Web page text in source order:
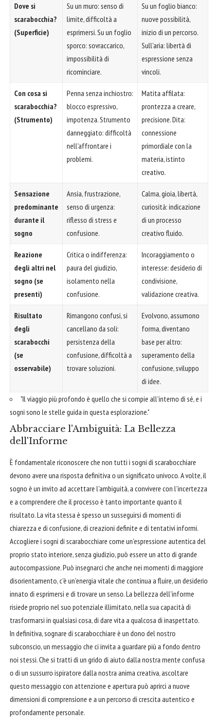
Dove si
scarabocchia?
(Superficie)
Su un muro: senso di
limite, difficoltà a
esprimersi. Su un foglio
sporco: sovraccarico,
impossibilità di
ricominciare.
Su un foglio bianco:
nuove possibilità,
inizio di un percorso.
Sull'aria: libertà di
espressione senza
vincoli.
Con cosa si
scarabocchia?
(Strumento)
Penna senza inchiostro:
blocco espressivo,
impotenza. Strumento
danneggiato: difficoltà
nell'affrontare i
problemi.
Matita affilata:
prontezza a creare,
precisione. Dita:
connessione
primordiale con la
materia, istinto
creativo.
Sensazione
predominante
durante il
sogno
Ansia, frustrazione,
senso di urgenza:
riflesso di stress e
confusione.
Calma, gioia, libertà,
curiosità: indicazione
di un processo
creativo fluido.
Reazione
degli altri nel
sogno (se
presenti)
Critica o indifferenza:
paura del giudizio,
isolamento nella
confusione.
Incoraggiamento o
interesse: desiderio di
condivisione,
validazione creativa.
Risultato
degli
scarabocchi
(se
osservabile)
Rimangono confusi, si
cancellano da soli:
persistenza della
confusione, difficoltà a
trovare soluzioni.
Evolvono, assumono
forma, diventano
base per altro:
superamento della
confusione, sviluppo
di idee.
"Il viaggio più profondo è quello che si compie all'interno di sé, e i
sogni sono le stelle guida in questa esplorazione."
Abbracciare l'Ambiguità: La Bellezza
dell'Informe
È fondamentale riconoscere che non tutti i sogni di scarabocchiare
devono avere una risposta definitiva o un significato univoco. A volte, il
sogno è un invito ad accettare l'ambiguità, a convivere con l'incertezza
e a comprendere che il processo è tanto importante quanto il
risultato. La vita stessa è spesso un susseguirsi di momenti di
chiarezza e di confusione, di creazioni definite e di tentativi informi.
Accogliere i sogni di scarabocchiare come un'espressione autentica del
proprio stato interiore, senza giudizio, può essere un atto di grande
autocompassione. Può insegnarci che anche nei momenti di maggiore
disorientamento, c'è un'energia vitale che continua a fluire, un desiderio
innato di esprimersi e di trovare un senso. La bellezza dell'informe
risiede proprio nel suo potenziale illimitato, nella sua capacità di
trasformarsi in qualsiasi cosa, di dare vita a qualcosa di inaspettato.
In definitiva, sognare di scarabocchiare è un dono del nostro
subconscio, un messaggio che ci invita a guardare più a fondo dentro
noi stessi. Che si tratti di un grido di aiuto dalla nostra mente confusa
o di un sussurro ispiratore dalla nostra anima creativa, ascoltare
questo messaggio con attenzione e apertura può aprirci a nuove
dimensioni di comprensione e a un percorso di crescita autentico e
profondamente personale.